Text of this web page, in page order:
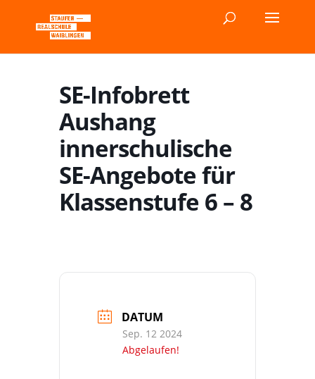
SE-Infobrett
Aushang
innerschulische
SE-Angebote für
Klassenstufe 6 – 8
DATUM
Sep. 12 2024
Abgelaufen!